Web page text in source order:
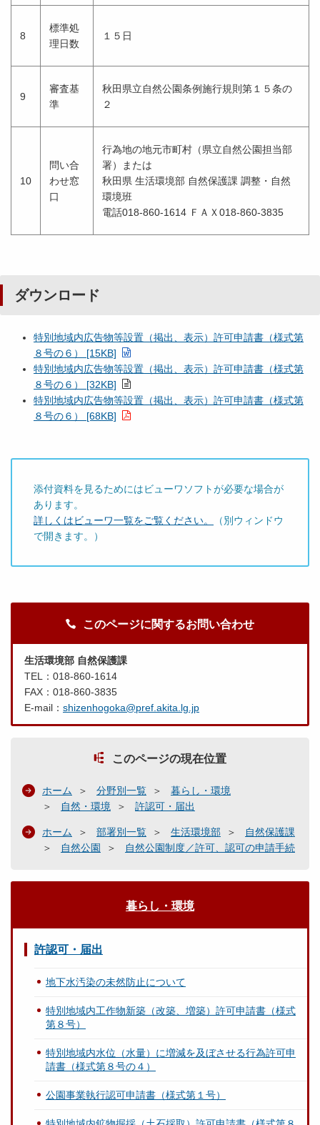
8
標準処
理日数
１５日
9
審査基
準
秋田県立自然公園条例施行規則第１５条の
２
10
問い合
わせ窓
口
行為地の地元市町村（県立自然公園担当部
署）または
秋田県 生活環境部 自然保護課 調整・自然
環境班
電話018-860-1614 ＦＡＸ018-860-3835
ダウンロード
特別地域内広告物等設置（掲出、表示）許可申請書（様式第
８号の６） [15KB]
特別地域内広告物等設置（掲出、表示）許可申請書（様式第
８号の６） [32KB]
特別地域内広告物等設置（掲出、表示）許可申請書（様式第
８号の６） [68KB]
添付資料を見るためにはビューワソフトが必要な場合が
あります。
詳しくはビューワ一覧をご覧ください。
（別ウィンドウ
で開きます。）
このページに関するお問い合わせ
生活環境部 自然保護課
TEL：018-860-1614
FAX：018-860-3835
E-mail： shizenhogoka@pref.akita.lg.jp
このページの現在位置
ホーム 分野別一覧
暮らし・環境
自然・環境
許認可・届出
ホーム 部署別一覧 生活環境部
自然保護課
自然公園
自然公園制度／許可、認可の申請手続
暮らし・環境
許認可・届出
地下水汚染の未然防止について
特別地域内工作物新築（改築、増築）許可申請書（様式
第８号）
特別地域内水位（水量）に増減を及ぼさせる行為許可申
請書（様式第８号の４）
公園事業執行認可申請書（様式第１号）